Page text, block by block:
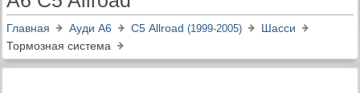
Главная Ауди A6 С5 Allroad (1999-2005)
Шасси
Тормозная система